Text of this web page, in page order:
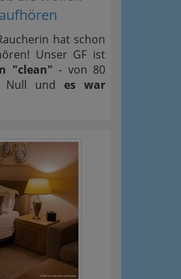
hat schon
Unser GF ist
"clean" - von 80
Null undes war